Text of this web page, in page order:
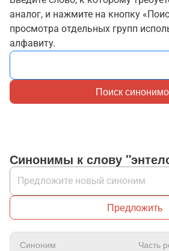
аналог, и нажмите на кнопку
просмотра отдельных групп
алфавиту.
Поиск
Синонимы к слову
Предложить
Синоним Часть